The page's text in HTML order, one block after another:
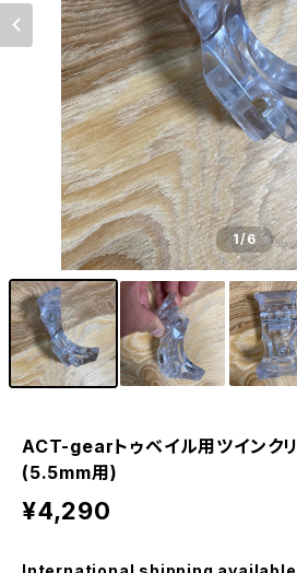
1/6
ACT-gearトゥベイル用ツインク
(5.5mm用)
¥4,290